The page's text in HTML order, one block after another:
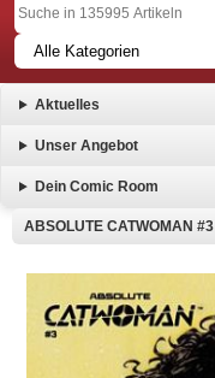
Aktuelles
Unser Angebot
Dein Comic Room
ABSOLUTE CATWOMAN #3